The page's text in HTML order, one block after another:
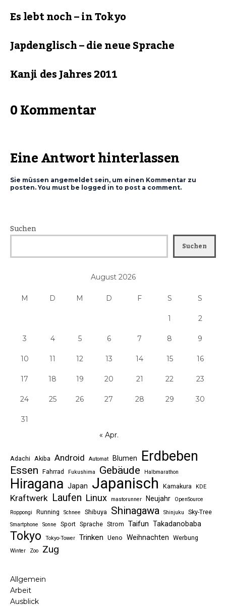
Es lebt noch – in Tokyo
Japdenglisch – die neue Sprache
Kanji des Jahres 2011
0 Kommentar
Eine Antwort hinterlassen
Sie müssen angemeldet sein, um einen Kommentar zu
posten. You must be logged in to post a comment.
Suchen
Suchen
August 2026
M D M D F S S
1 2
3 4 5 6 7 8 9
10 11 12 13 14 15 16
17 18 19 20 21 22 23
24 25 26 27 28 29 30
31
« Apr.
Adachi Akiba Android Automat Blumen Erdbeben
Essen Fahrrad Fukushima Gebäude Halbmarathon
Hiragana Japan Japanisch Kamakura KDE
Kraftwerk Laufen Linux mastorunner Neujahr
OpenSource
Roppongi
Running Schnee Shibuya Shinagawa Shinjuku Sky-Tree
Smartphone Sonne Sport Sprache Strom Taifun Takadanobaba
Tokyo Tokyo-Tower Trinken Ueno Weihnachten Werbung
Winter Zoo Zug
Allgemein
Arbeit
Ausblick